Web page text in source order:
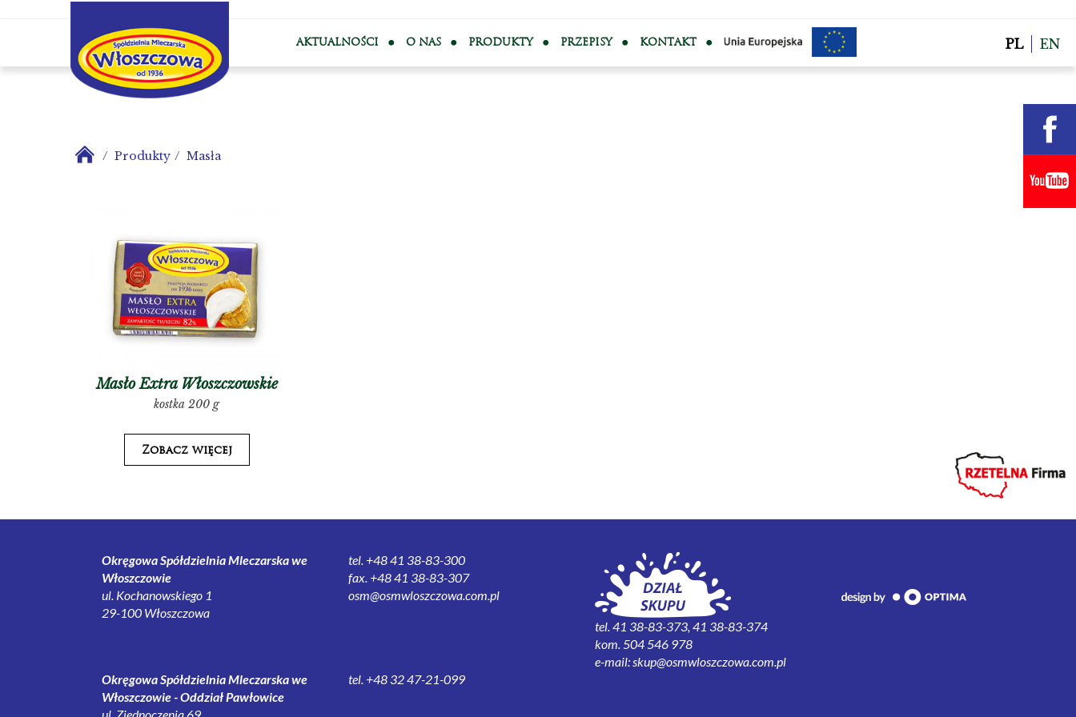
AKTUALNOŚCI O NAS PRODUKTY PRZEPISY KONTAKT PL EN
Produkty Masła
Masło Extra Włoszczowskie
kostka 200 g
Zobacz więcej
Okręgowa Spółdzielnia Mleczarska we
Włoszczowie
ul. Kochanowskiego 1
29-100 Włoszczowa
tel. +48 41 38-83-300
fax. +48 41 38-83-307
osm@osmwloszczowa.com.pl
tel. 41 38-83-373, 41 38-83-374
kom. 504 546 978
e-mail:skup@osmwloszczowa.com.pl
Okręgowa Spółdzielnia Mleczarska we
Włoszczowie - Oddział Pawłowice
tel. +48 32 47-21-099